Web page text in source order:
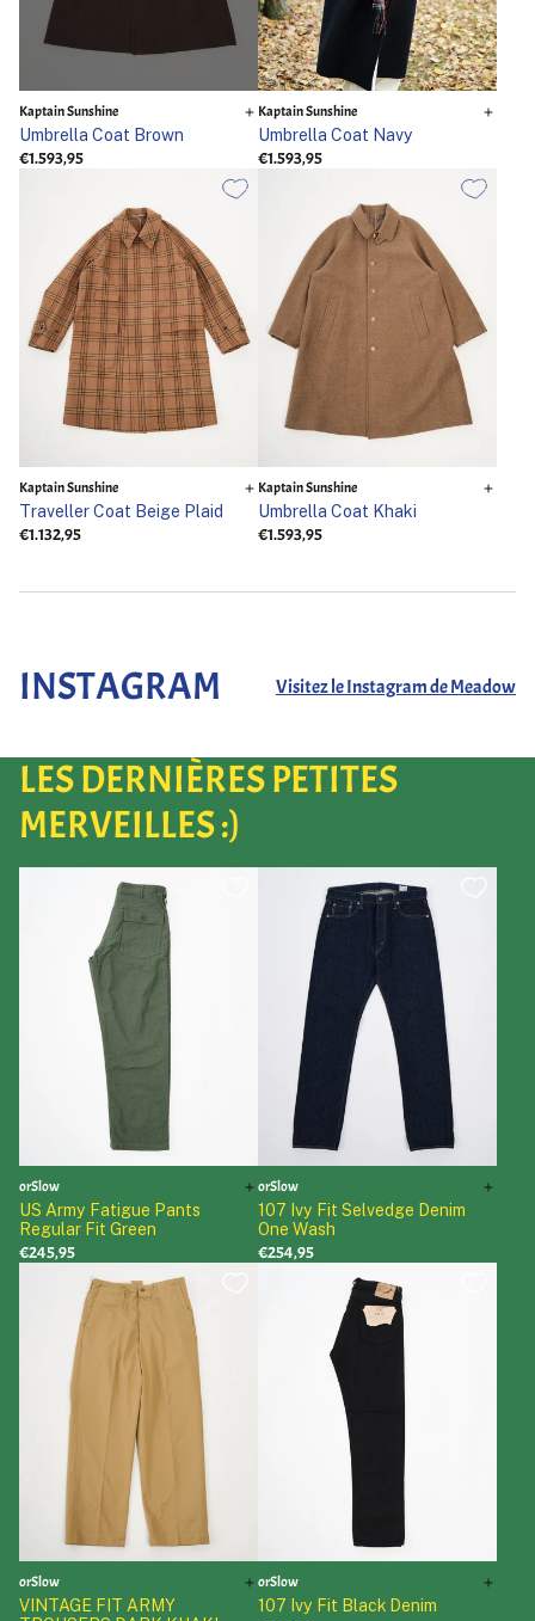
Kaptain Sunshine
Umbrella Coat Brown
€1.593,95
Kaptain Sunshine
Umbrella Coat Navy
€1.593,95
Kaptain Sunshine
Traveller Coat Beige Plaid
€1.132,95
Kaptain Sunshine
Umbrella Coat Khaki
€1.593,95
INSTAGRAM Visitez le Instagram de Meadow
LES DERNIÈRES PETITES
MERVEILLES :)
orSlow
US Army Fatigue Pants
Regular Fit Green
€245,95
orSlow
107 Ivy Fit Selvedge Denim
One Wash
€254,95
orSlow
VINTAGE FIT ARMY
orSlow
107 Ivy Fit Black Denim